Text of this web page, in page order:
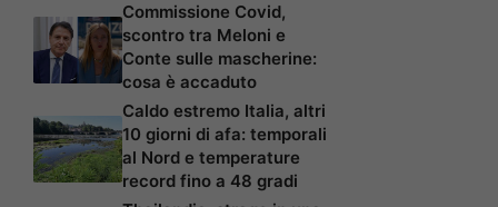
Commissione Covid,
scontro tra Meloni e
Conte sulle mascherine:
cosa è accaduto
Caldo estremo Italia, altri
10 giorni di afa: temporali
al Nord e temperature
record fino a 48 gradi